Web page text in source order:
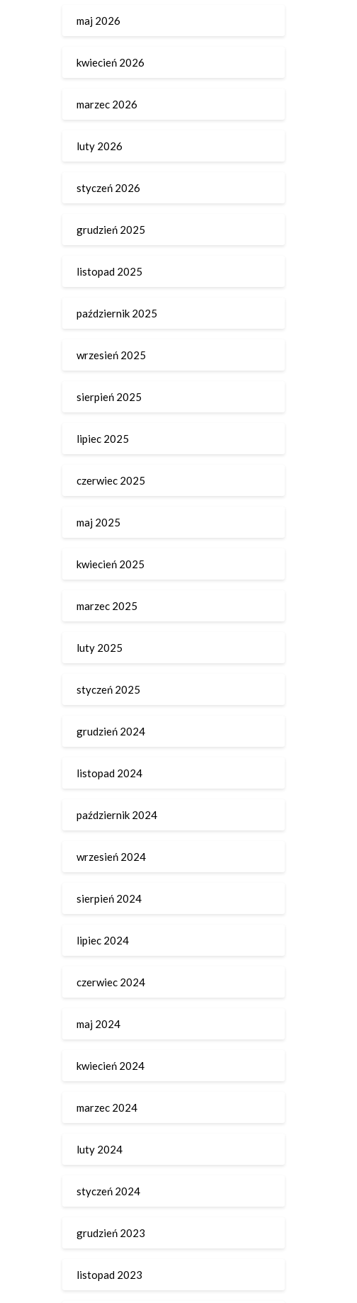
maj 2026
kwiecień 2026
marzec 2026
luty 2026
styczeń 2026
grudzień 2025
listopad 2025
październik 2025
wrzesień 2025
sierpień 2025
lipiec 2025
czerwiec 2025
maj 2025
kwiecień 2025
marzec 2025
luty 2025
styczeń 2025
grudzień 2024
listopad 2024
październik 2024
wrzesień 2024
sierpień 2024
lipiec 2024
czerwiec 2024
maj 2024
kwiecień 2024
marzec 2024
luty 2024
styczeń 2024
grudzień 2023
listopad 2023